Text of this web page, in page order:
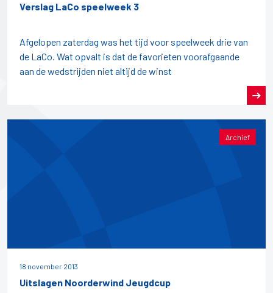
Verslag LaCo speelweek 3
Afgelopen zaterdag was het tijd voor speelweek drie van
de LaCo. Wat opvalt is dat de favorieten voorafgaande
aan de wedstrijden niet altijd de winst
Archief
18 november 2013
Uitslagen Noorderwind Jeugdcup